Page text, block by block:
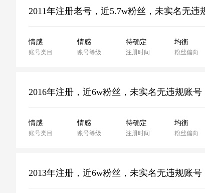
情感
账号类目
情感
账号等级
待确定
注册时间
均衡
粉丝偏向
情感
账号类目
情感
账号等级
待确定
注册时间
均衡
粉丝偏向